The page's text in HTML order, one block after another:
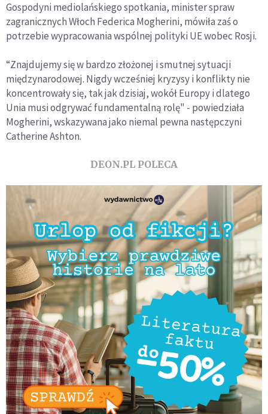
Gospodyni mediolańskiego spotkania, minister spraw
zagranicznych Włoch Federica Mogherini, mówiła zaś o
potrzebie wypracowania wspólnej polityki UE wobec Rosji.
“Znajdujemy się w bardzo złożonej i smutnej sytuacji
międzynarodowej. Nigdy wcześniej kryzysy i konflikty nie
koncentrowały się, tak jak dzisiaj, wokół Europy i dlatego
Unia musi odgrywać fundamentalną rolę" - powiedziała
Mogherini, wskazywana jako niemal pewna następczyni
Catherine Ashton.
DEON.PL POLECA